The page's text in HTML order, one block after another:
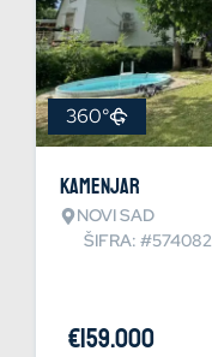
360°
Kamenjar
NOVI SAD
ŠIFRA: #574082
€159.000